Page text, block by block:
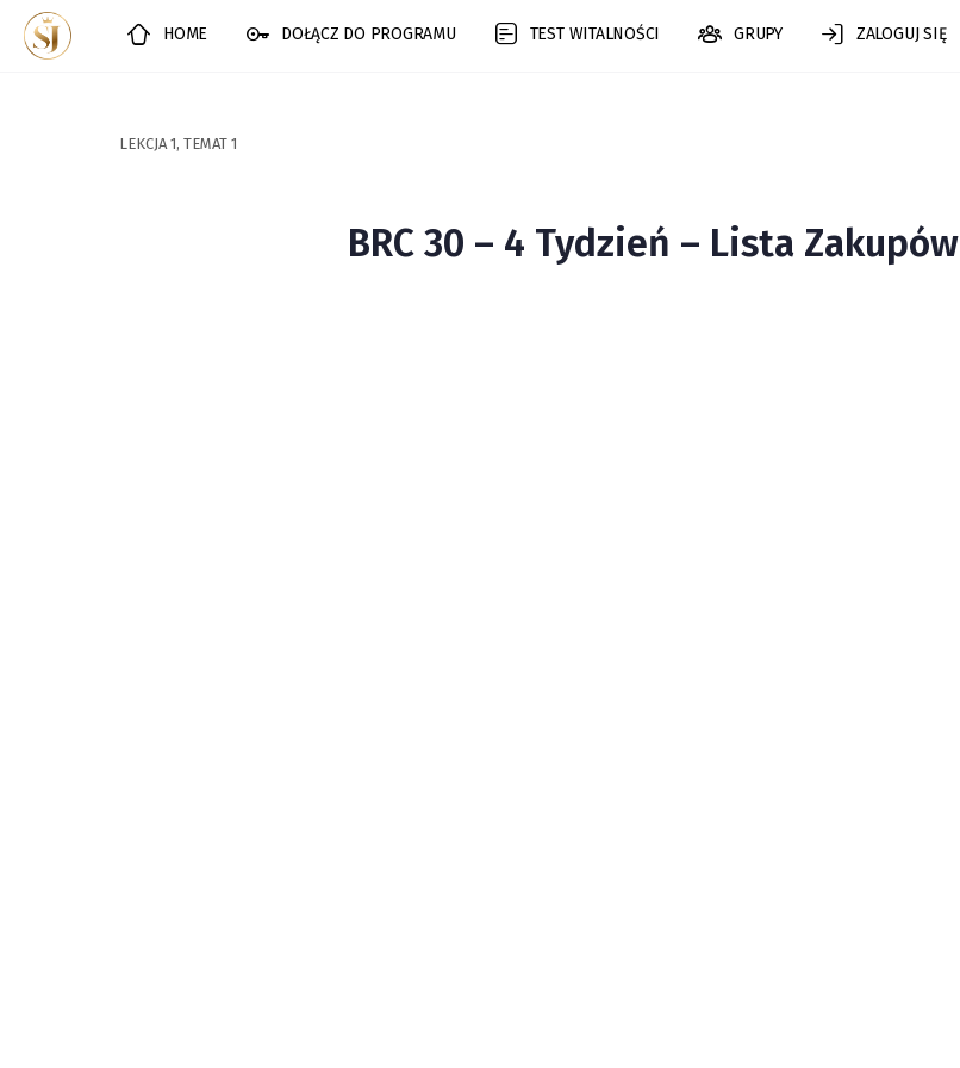
HOME DOŁĄCZ DO PROGRAMU TEST WITALNOŚCI GRUPY ZALOGUJ SIĘ
LEKCJA 1, TEMAT 1
BRC 30 – 4 Tydzień – Lista Zakupów